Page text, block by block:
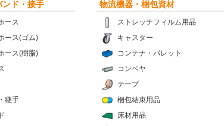
ンド・接手
ース
ース(ゴム)
ース(樹脂)
継手
物流機器・梱包資材
ストレッチフィルム用品
キャスター
コンテナ・パレット
コンベヤ
テープ
梱包結束用品
床材用品